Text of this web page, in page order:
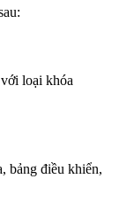
loại khóa
bảng điều khiển,